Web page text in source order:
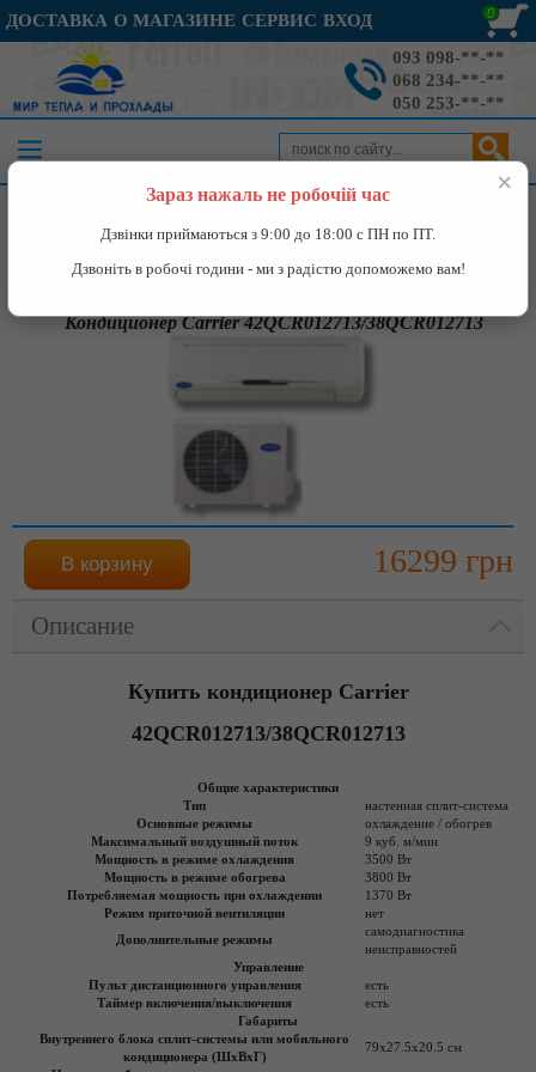
ДОСТАВКА О МАГАЗИНЕ СЕРВИС ВХОД 0
093 098-**-**
068 234-**-**
050 253-**-**
Кондиционеры»Кондиционер Carrier
42QCR012713/38QCR012713
Кондиционер Carrier 42QCR012713/38QCR012713
16299 грн
Описание
Купить кондиционер Carrier
42QCR012713/38QCR012713
Общие характеристики
Тип
настенная сплит-система
Основные режимы
охлаждение / обогрев
Максимальный воздушный поток
9 куб. м/мин
Мощность в режиме охлаждения
3500 Вт
Мощность в режиме обогрева
3800 Вт
Потребляемая мощность при охлаждении
1370 Вт
Режим приточной вентиляции
нет
Дополнительные режимы
самодиагностика
неисправностей
Управление
Пульт дистанционного управления
есть
Таймер включения/выключения
есть
Габариты
Внутреннего блока сплит-системы или мобильного
кондиционера (ШxВxГ)
79x27.5x20.5 см
×
Зараз нажаль не робочій час
Дзвінки приймаються з 9:00 до 18:00 с ПН по ПТ.
Дзвоніть в робочі години - ми з радістю допоможемо вам!